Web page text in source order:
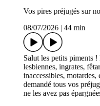
Vos pires préjugés sur
08/07/2026
44 min
Salut les petits piments
lesbiennes, ingrates,
inaccessibles,
demandé tous vos
ne les avez pas